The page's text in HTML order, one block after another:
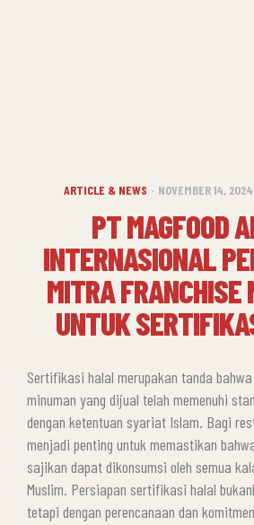
ARTICLE & NEWS NOVEMBER 14, 2024
PT MAGFOOD
INTERNASIONAL
MITRA FRANCHISE
UNTUK
Sertifikasi halal merupakan tanda
minuman yang dijual telah memenuhi
dengan ketentuan syariat Islam. Bagi
menjadi penting untuk memastikan
sajikan dapat dikonsumsi oleh semua
Muslim. Persiapan sertifikasi halal
tetapi dengan perencanaan dan